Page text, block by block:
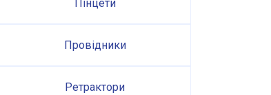
Пінцети
Провідники
Ретрактори